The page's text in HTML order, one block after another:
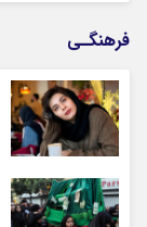
فرهنگـی